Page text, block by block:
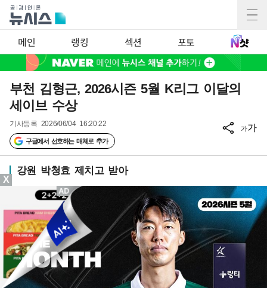
메인 랭킹 섹션 포토
부천 김형근, 2026시즌 5월 K리그 이달의
세이브 수상
기사등록 2026/06/04 16:20:22
구글에서 선호하는 매체로 추가
가가
강원 박청효 제치고 받아
X